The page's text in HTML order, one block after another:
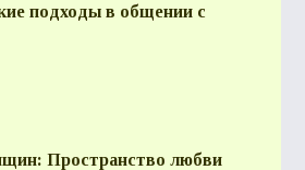
подходы в общении с
Пространство любви